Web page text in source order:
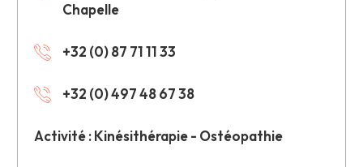
Chapelle
+32 (0) 87 71 11 33
+32 (0) 497 48 67 38
Activité : Kinésithérapie - Ostéopathie